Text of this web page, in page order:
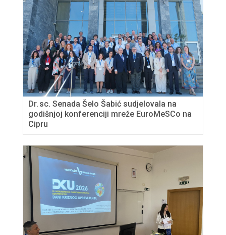
Dr. sc. Senada Šelo Šabić sudjelovala na
godišnjoj konferenciji mreže EuroMeSCo na
Cipru